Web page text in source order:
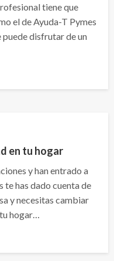
tiene que
el de Ayuda-T Pymes
puede disfrutar de un
en tu hogar
y han entrado a
te has dado cuenta de
y necesitas cambiar
hogar…